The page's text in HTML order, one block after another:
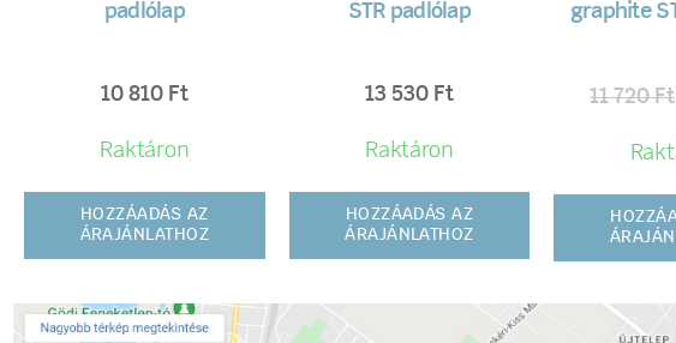
padlólap
10 810 Ft
Raktáron
HOZZÁADÁS AZ
ÁRAJÁNLATHOZ
STR padlólap
13 530 Ft
Raktáron
HOZZÁADÁS AZ
ÁRAJÁNLATHOZ
graphite
11 720Ft